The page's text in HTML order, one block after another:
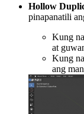
Hollow
pinapanatili
Kung
at
Kung
ang